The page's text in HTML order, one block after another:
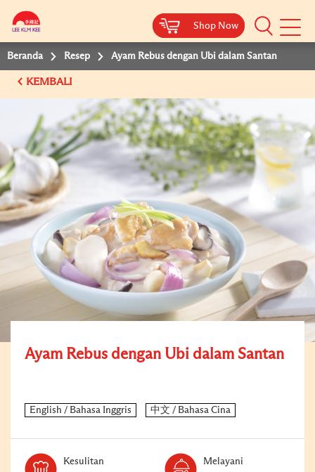
Shop Now
Shop Now
Beranda Resep Ayam Rebus dengan Ubi dalam Santan
KEMBALI
Ayam Rebus dengan Ubi dalam Santan
Kesulitan Melayani